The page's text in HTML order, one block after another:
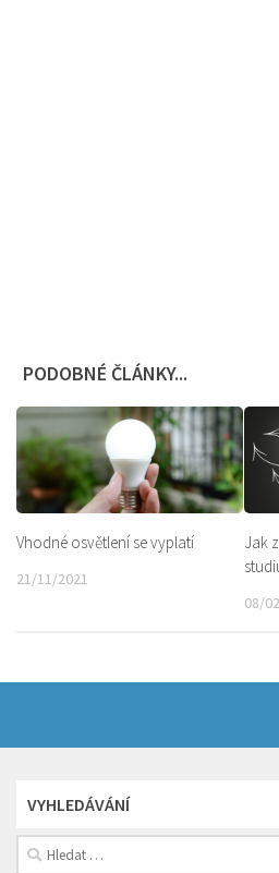
PODOBNÉ ČLÁNKY...
Vhodné osvětlení se vyplatí
21/11/2021
Jak
08/
VYHLEDÁVÁNÍ
Vyhledávání